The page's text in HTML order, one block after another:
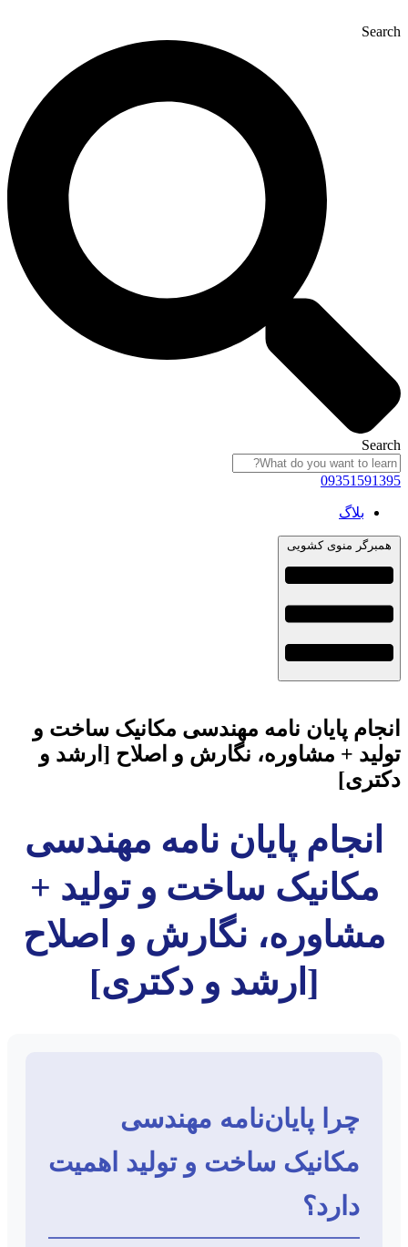
Search
Search
09351591395
بلاگ
همبرگر منوی کشویی
انجام پایان نامه مهندسی مکانیک ساخت و
تولید + مشاوره، نگارش و اصلاح [ارشد و
دکتری]
انجام پایان نامه مهندسی
مکانیک ساخت و تولید +
مشاوره، نگارش و اصلاح
[ارشد و دکتری]
چرا پایان‌نامه مهندسی
مکانیک ساخت و تولید اهمیت
دارد؟